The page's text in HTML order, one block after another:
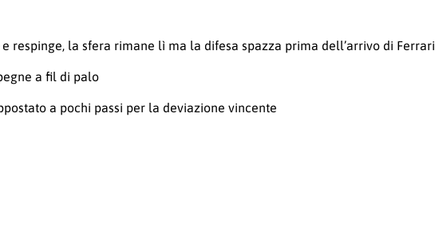
respinge, la sfera rimane lì ma la difesa spazza prima dell’arrivo di Ferrari
a fil di palo
a pochi passi per la deviazione vincente